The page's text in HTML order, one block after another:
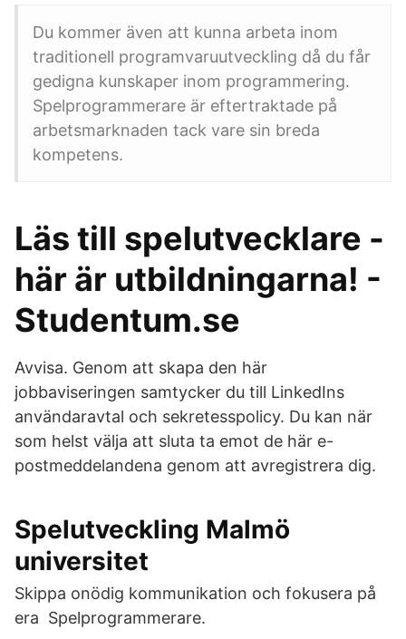
Du kommer även att kunna arbeta inom
traditionell programvaruutveckling då du får
gedigna kunskaper inom programmering.
Spelprogrammerare är eftertraktade på
arbetsmarknaden tack vare sin breda
kompetens.
Läs till spelutvecklare -
här är utbildningarna! -
Studentum.se
Avvisa. Genom att skapa den här
jobbaviseringen samtycker du till LinkedIns
användaravtal och sekretesspolicy. Du kan när
som helst välja att sluta ta emot de här e-
postmeddelandena genom att avregistrera dig.
Spelutveckling Malmö
universitet
Skippa onödig kommunikation och fokusera på
era Spelprogrammerare.